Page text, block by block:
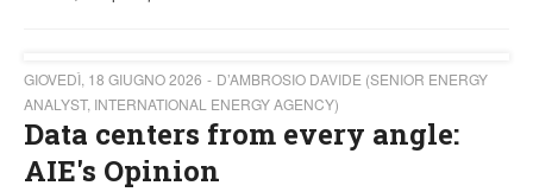
GIOVEDÌ, 18 GIUGNO 2026
D’AMBROSIO DAVIDE (SENIOR ENERGY
ANALYST, INTERNATIONAL ENERGY AGENCY)
Data centers from every angle:
AIE's Opinion